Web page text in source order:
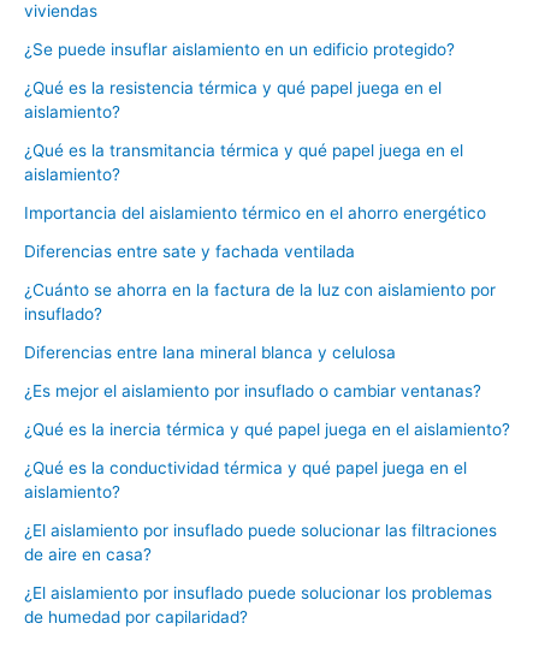
viviendas
¿Se puede insuflar aislamiento en un edificio protegido?
¿Qué es la resistencia térmica y qué papel juega en el
aislamiento?
¿Qué es la transmitancia térmica y qué papel juega en el
aislamiento?
Importancia del aislamiento térmico en el ahorro energético
Diferencias entre sate y fachada ventilada
¿Cuánto se ahorra en la factura de la luz con aislamiento por
insuflado?
Diferencias entre lana mineral blanca y celulosa
¿Es mejor el aislamiento por insuflado o cambiar ventanas?
¿Qué es la inercia térmica y qué papel juega en el aislamiento?
¿Qué es la conductividad térmica y qué papel juega en el
aislamiento?
¿El aislamiento por insuflado puede solucionar las filtraciones
de aire en casa?
¿El aislamiento por insuflado puede solucionar los problemas
de humedad por capilaridad?